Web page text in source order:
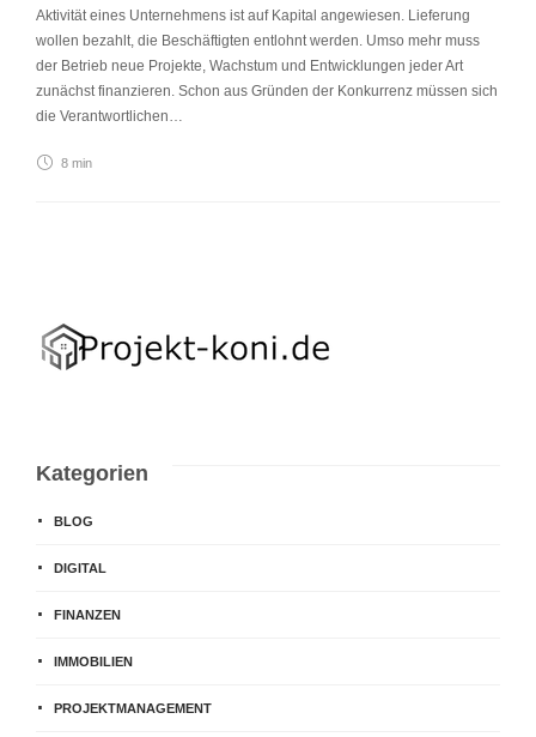
Aktivität eines Unternehmens ist auf Kapital angewiesen. Lieferung
wollen bezahlt, die Beschäftigten entlohnt werden. Umso mehr muss
der Betrieb neue Projekte, Wachstum und Entwicklungen jeder Art
zunächst finanzieren. Schon aus Gründen der Konkurrenz müssen sich
die Verantwortlichen…
8 min
Kategorien
BLOG
DIGITAL
FINANZEN
IMMOBILIEN
PROJEKTMANAGEMENT